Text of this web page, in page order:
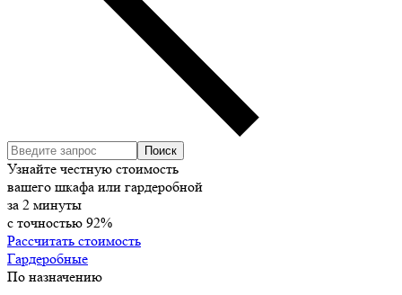
Узнайте честную стоимость
вашего шкафа или гардеробной
за 2 минуты
с точностью 92%
Рассчитать стоимость
Гардеробные
По назначению